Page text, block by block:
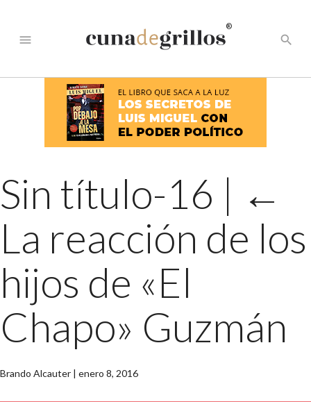
menu
®
search
Sin título-16 | ←
La reacción de los
hijos de «El
Chapo» Guzmán
Brando Alcauter | enero 8, 2016